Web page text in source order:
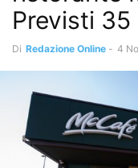
Previsti
Di Redazione Online - 4